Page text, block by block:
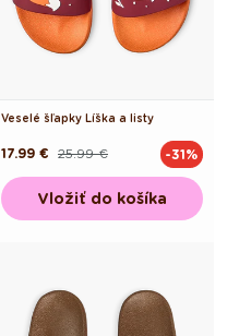
Veselé šľapky Líška a listy
Pôvodná25.99 €
Akciová
17.99 € -31%
Vložiť do košíka